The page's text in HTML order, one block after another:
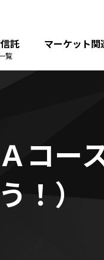
託
覧
マーケット関
コー
！）